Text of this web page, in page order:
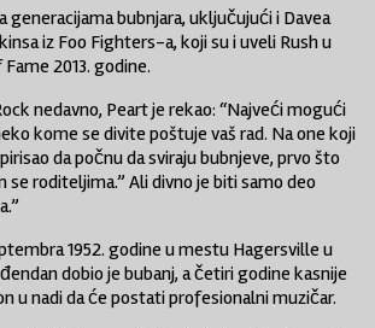
generacijama bubnjara, uključujući i Davea
iz Foo Fighters-a, koji su i uveli Rush u
2013. godine.
nedavno, Peart je rekao: “Najveći mogući
kome se divite poštuje vaš rad. Na one koji
da počnu da sviraju bubnjeve, prvo što
se roditeljima.” Ali divno je biti samo deo
1952. godine u mestu Hagersville u
dobio je bubanj, a četiri godine kasnije
u nadi da će postati profesionalni muzičar.